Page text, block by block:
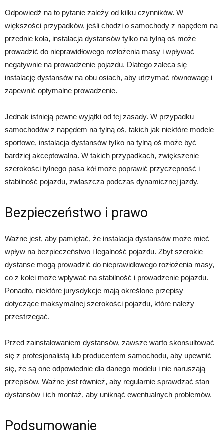
Odpowiedź na to pytanie zależy od kilku czynników. W
większości przypadków, jeśli chodzi o samochody z napędem na
przednie koła, instalacja dystansów tylko na tylną oś może
prowadzić do nieprawidłowego rozłożenia masy i wpływać
negatywnie na prowadzenie pojazdu. Dlatego zaleca się
instalację dystansów na obu osiach, aby utrzymać równowagę i
zapewnić optymalne prowadzenie.
Jednak istnieją pewne wyjątki od tej zasady. W przypadku
samochodów z napędem na tylną oś, takich jak niektóre modele
sportowe, instalacja dystansów tylko na tylną oś może być
bardziej akceptowalna. W takich przypadkach, zwiększenie
szerokości tylnego pasa kół może poprawić przyczepność i
stabilność pojazdu, zwłaszcza podczas dynamicznej jazdy.
Bezpieczeństwo i prawo
Ważne jest, aby pamiętać, że instalacja dystansów może mieć
wpływ na bezpieczeństwo i legalność pojazdu. Zbyt szerokie
dystanse mogą prowadzić do nieprawidłowego rozłożenia masy,
co z kolei może wpływać na stabilność i prowadzenie pojazdu.
Ponadto, niektóre jurysdykcje mają określone przepisy
dotyczące maksymalnej szerokości pojazdu, które należy
przestrzegać.
Przed zainstalowaniem dystansów, zawsze warto skonsultować
się z profesjonalistą lub producentem samochodu, aby upewnić
się, że są one odpowiednie dla danego modelu i nie naruszają
przepisów. Ważne jest również, aby regularnie sprawdzać stan
dystansów i ich montaż, aby uniknąć ewentualnych problemów.
Podsumowanie